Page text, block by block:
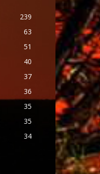
239
63
51
40
37
36
35
35
34